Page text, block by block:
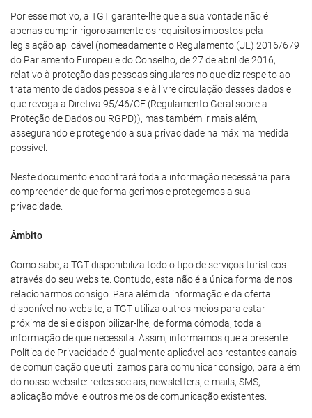
Por esse motivo, a TGT garante-lhe que a sua vontade não é
apenas cumprir rigorosamente os requisitos impostos pela
legislação aplicável (nomeadamente o Regulamento (UE) 2016/679
do Parlamento Europeu e do Conselho, de 27 de abril de 2016,
relativo à proteção das pessoas singulares no que diz respeito ao
tratamento de dados pessoais e à livre circulação desses dados e
que revoga a Diretiva 95/46/CE (Regulamento Geral sobre a
Proteção de Dados ou RGPD)), mas também ir mais além,
assegurando e protegendo a sua privacidade na máxima medida
possível.
Neste documento encontrará toda a informação necessária para
compreender de que forma gerimos e protegemos a sua
privacidade.
Âmbito
Como sabe, a TGT disponibiliza todo o tipo de serviços turísticos
através do seu website. Contudo, esta não é a única forma de nos
relacionarmos consigo. Para além da informação e da oferta
disponível no website, a TGT utiliza outros meios para estar
próxima de si e disponibilizar-lhe, de forma cómoda, toda a
informação de que necessita. Assim, informamos que a presente
Política de Privacidade é igualmente aplicável aos restantes canais
de comunicação que utilizamos para comunicar consigo, para além
do nosso website: redes sociais, newsletters, e-mails, SMS,
aplicação móvel e outros meios de comunicação existentes.